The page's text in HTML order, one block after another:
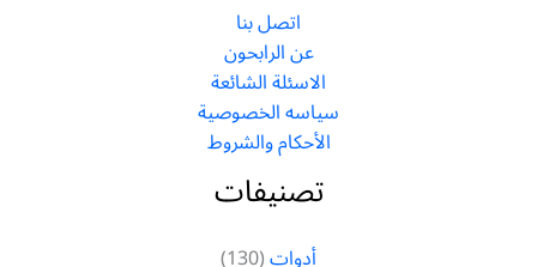
اتصل بنا
عن الرابحون
الاسئلة الشائعة
سياسه الخصوصية
الأحكام والشروط
تصنيفات
أدوات(130)